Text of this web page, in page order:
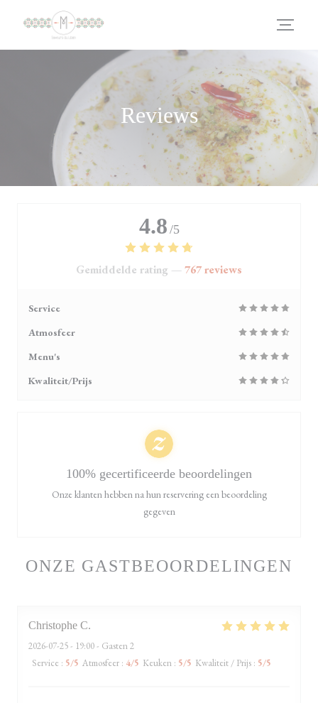
Cookies beheer paneel
Reviews
ONZE GASTBEOORDELINGEN
Christophe C
2026-07-25- 19:00 - Gasten 2
Service : 5/5 Atmosfeer : 4/5 Keuken : 5/5 Kwaliteit / Prijs : 5/5
4.8 /5
Gemiddelde rating —767 reviews
Service
Atmosfeer
Menu's
Kwaliteit/Prijs
100% gecertificeerde beoordelingen
Onze klanten hebben na hun reservering een beoordeling
gegeven